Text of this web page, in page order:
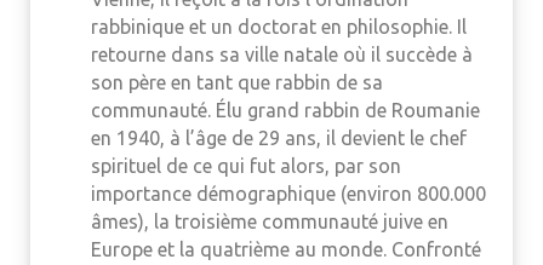
rabbinique et un doctorat en philosophie. Il
retourne dans sa ville natale où il succède à
son père en tant que rabbin de sa
communauté. Élu grand rabbin de Roumanie
en 1940, à l’âge de 29 ans, il devient le chef
spirituel de ce qui fut alors, par son
importance démographique (environ 800.000
âmes), la troisième communauté juive en
Europe et la quatrième au monde. Confronté